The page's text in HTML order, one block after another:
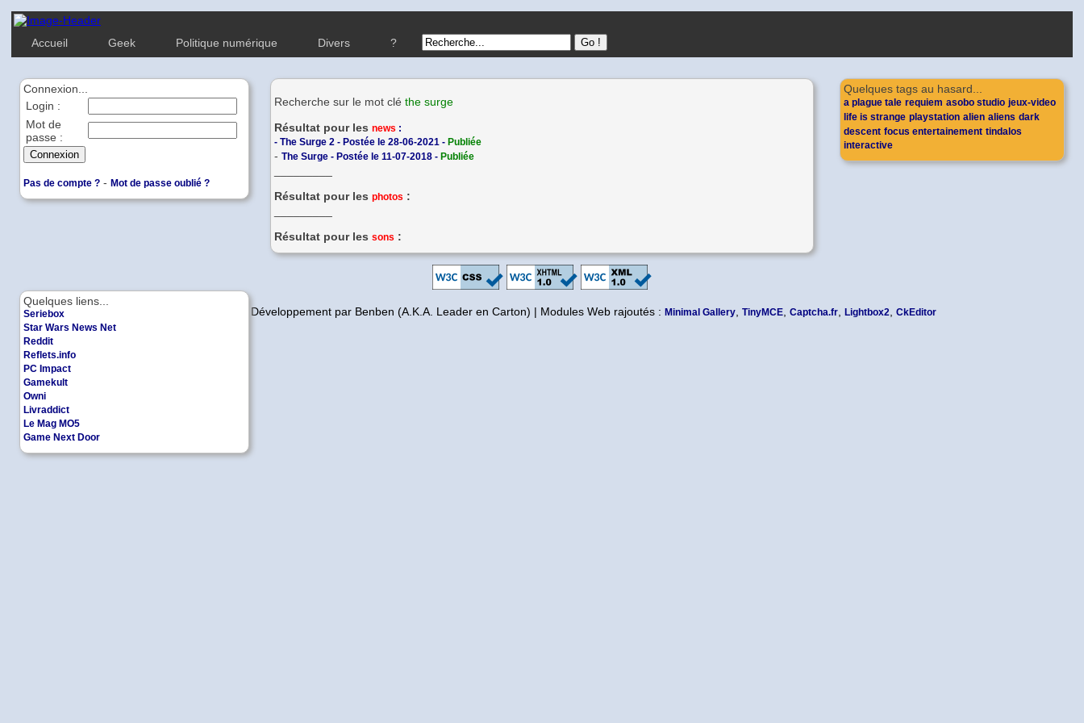
Accueil Geek Politique numérique Divers ?
Quelques tags au hasard...
a plague tale requiem asobo studio jeux-video
life is strange playstation alien aliens dark
descent focus entertainement tindalos
interactive
Quelques liens...
Seriebox
Star Wars News Net
Reddit
Reflets.info
PC Impact
Gamekult
Owni
Livraddict
Le Mag MO5
Game Next Door
Connexion...
Login :
Mot de
passe :
Pas de compte ? - Mot de passe oublié ?
Recherche sur le mot clé the surge
Résultat pour les news :
- The Surge 2 - Postée le 28-06-2021 - Publiée
- The Surge - Postée le 11-07-2018 - Publiée
Résultat pour les photos :
Résultat pour les sons :
Copyleft | Design et Développement par Benben (A.K.A. Leader en Carton) | Modules Web rajoutés : Minimal Gallery TinyMCE Captcha.fr Lightbox2 CkEditor